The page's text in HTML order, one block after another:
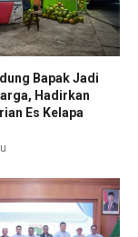
Bapak Jadi
Hadirkan
Es Kelapa